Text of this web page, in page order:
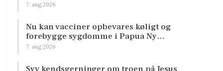
7. aug 2026
Nu kan vacciner opbevares køligt og
forebygge sygdomme i Papua Ny…
7. aug 2026